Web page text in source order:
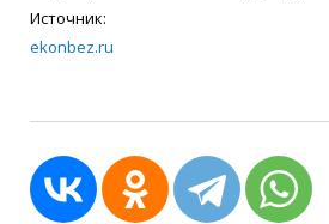
Источник:
ekonbez.ru